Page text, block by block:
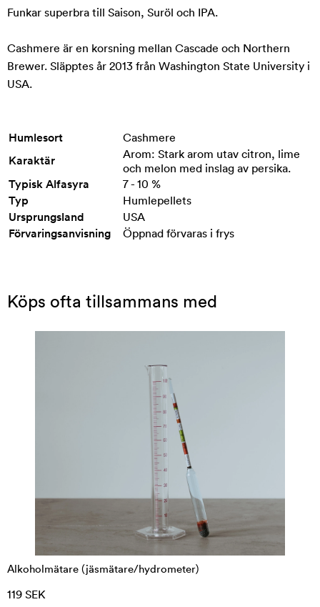
Funkar superbra till Saison, Suröl och IPA.
Cashmere är en korsning mellan Cascade och Northern
Brewer. Släpptes år 2013 från Washington State University i
USA.
Humlesort Cashmere
Karaktär
Arom: Stark arom utav citron, lime
och melon med inslag av persika.
Typisk Alfasyra 7 - 10 %
Typ Humlepellets
Ursprungsland USA
Förvaringsanvisning Öppnad förvaras i frys
Köps ofta tillsammans med
Alkoholmätare (jäsmätare/hydrometer)
119 SEK